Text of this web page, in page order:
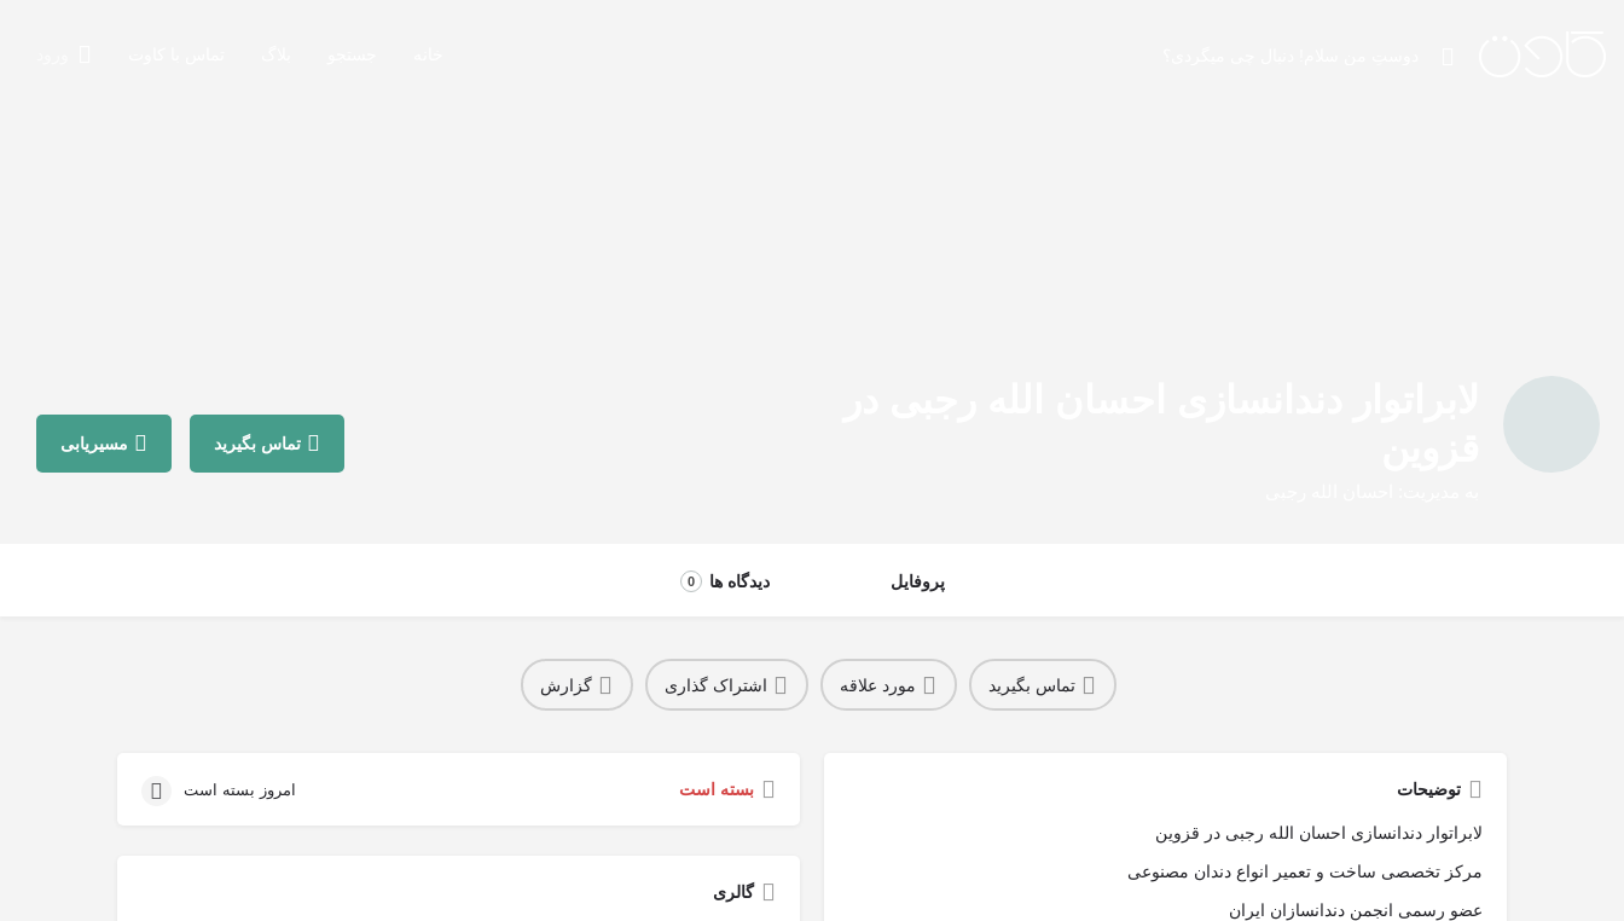
تماس بگیرید مسیریابی
پروفایل دیدگاه ها 0
تماس بگیرید مورد علاقه اشتراک گذاری گزارش
توضیحات
لابراتوار دندانسازی احسان الله رجبی در قزوین
مرکز تخصصی ساخت و تعمیر انواع دندان مصنوعی
عضو رسمی انجمن دندانسازان ایران
بسته است امروز بسته است
گالری